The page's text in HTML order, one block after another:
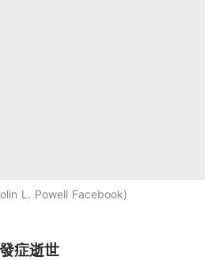
L. Powell Facebook
症逝世